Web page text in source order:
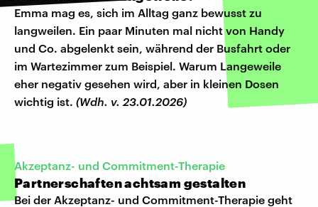
Emma mag es, sich im Alltag ganz bewusst zu
langweilen. Ein paar Minuten mal nicht von Handy
und Co. abgelenkt sein, während der Busfahrt oder
im Wartezimmer zum Beispiel. Warum Langeweile
eher negativ gesehen wird, aber in kleinen Dosen
wichtig ist. (Wdh. v. 23.01.2026)
Akzeptanz- und Commitment-Therapie
Partnerschaften achtsam gestalten
Bei der Akzeptanz- und Commitment-Therapie geht